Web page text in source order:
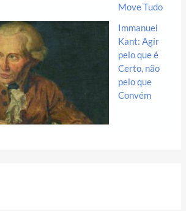
Move Tudo
Immanuel
Kant: Agir
pelo que é
Certo, não
pelo que
Convém